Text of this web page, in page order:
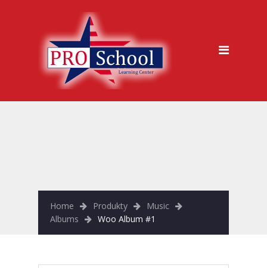
jazykova skola, Trencin
Metódy výučby
Home Produkty
Music
Albums
Woo Album #1